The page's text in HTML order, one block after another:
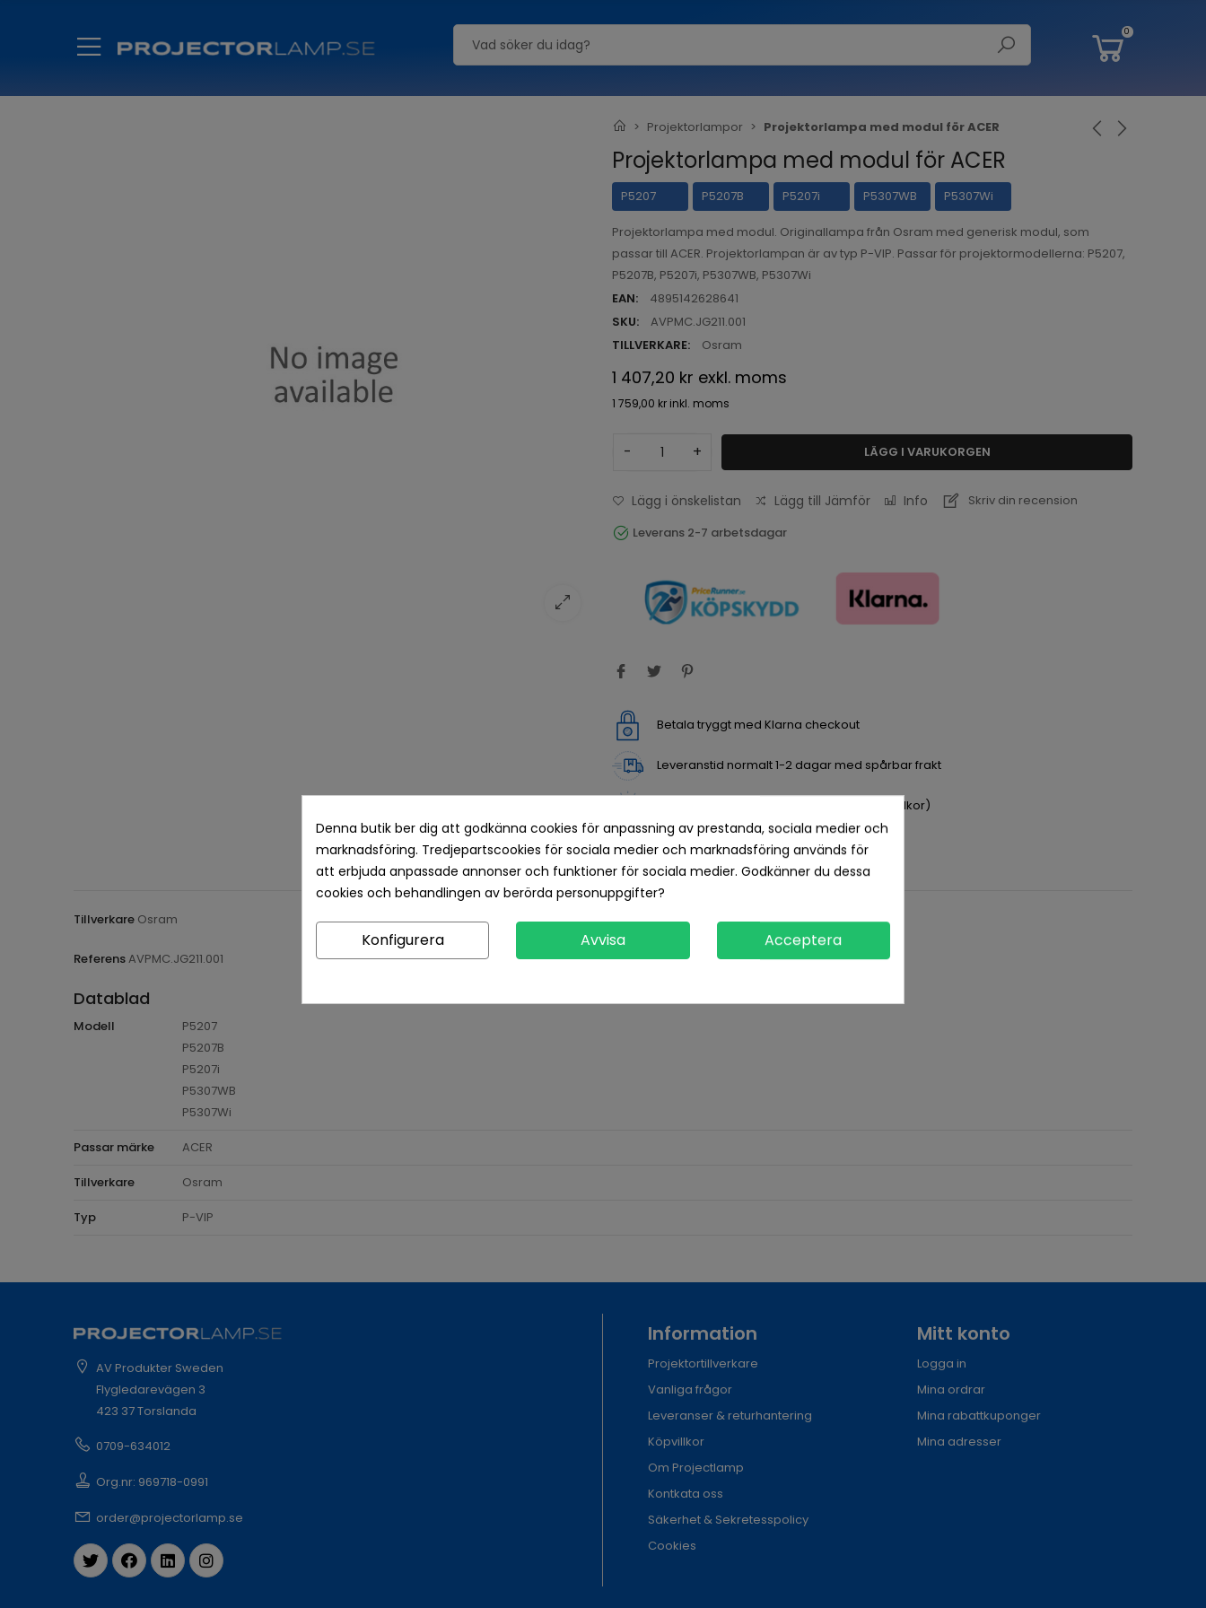
0
Projektorlampor Projektorlampa med modul för ACER
Projektorlampa med modul för ACER
P5207 P5207B P5207i P5307WB P5307Wi
Projektorlampa med modul. Originallampa från Osram med generisk modul, som
passar till ACER. Projektorlampan är av typ P-VIP. Passar för projektormodellerna: P5207,
P5207B, P5207i, P5307WB, P5307Wi
EAN:
4895142628641
SKU:
AVPMC.JG211.001
TILLVERKARE:
Osram
1 407,20 kr exkl. moms
1 759,00 kr inkl. moms
- + LÄGG I VARUKORGEN
Lägg i önskelistan Lägg till Jämför Info
Skriv din recension
Leverans 2-7 arbetsdagar
Betala tryggt med Klarna checkout
Leveranstid normalt 1-2 dagar med spårbar frakt
Returvillkor 14 dagars öppet köp (se köpvillkor)
Produktdetaljer Recensioner
Tillverkare Osram
ReferensAVPMC.JG211.001
Datablad
Modell
P5207
P5207B
P5207i
P5307WB
P5307Wi
Passar märke ACER
Tillverkare Osram
Typ P-VIP
AV Produkter Sweden
Flygledarevägen 3
423 37 Torslanda
0709-634012
Org.nr: 969718-0991
order@projectorlamp.se
Information
Projektortillverkare
Vanliga frågor
Leveranser & returhantering
Köpvillkor
Om Projectlamp
Kontkata oss
Säkerhet & Sekretesspolicy
Cookies
Mitt konto
Logga in
Mina ordrar
Mina rabattkuponger
Mina adresser
Denna butik ber dig att godkänna cookies för anpassning av prestanda, sociala medier och
marknadsföring. Tredjepartscookies för sociala medier och marknadsföring används för
att erbjuda anpassade annonser och funktioner för sociala medier. Godkänner du dessa
cookies och behandlingen av berörda personuppgifter?
Konfigurera Avvisa Acceptera